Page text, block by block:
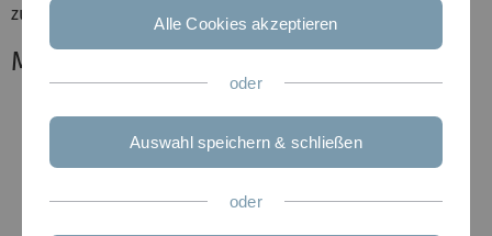
zur Lehrfoschung) aufzuzeichnen.
Mikrofone
Alle Cookies akzeptieren
oder
Auswahl speichern & schließen
oder